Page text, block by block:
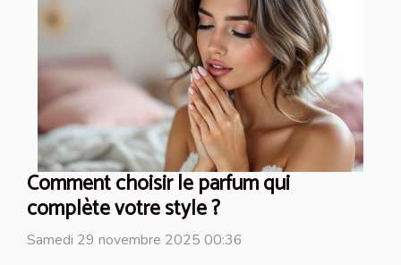
Comment choisir le parfum qui
complète votre style ?
Samedi 29 novembre 2025 00:36